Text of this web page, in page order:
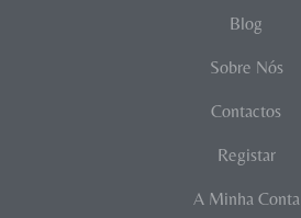
Blog
Sobre Nós
Contactos
Registar
A Minha Conta